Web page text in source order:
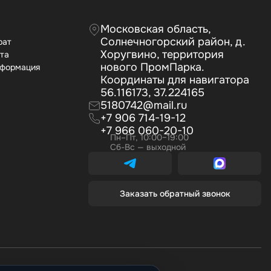
Московская область,
Солнечногорский район, д.
Хоругвино, территория
нового ПромПарка.
Координаты для навигатора
56.116173, 37.224165
5180742@mail.ru
+7 906 714-19-12
+7 966 060-20-10
Пн–Пт, 10:00–19:00
Сб-Вс — выходной
Заказать обратный звонок